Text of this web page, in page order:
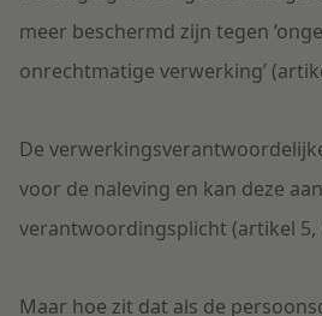
meer beschermd zijn tegen
onrechtmatige verwerking’
De
voor de naleving en kan deze
verantwoordingsplicht (artikel 5,
Maar hoe zit dat als de